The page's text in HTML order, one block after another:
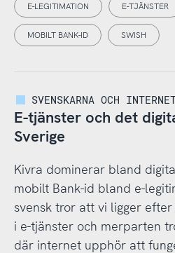
E-LEGITIMATION E-TJÄNSTER
MOBILT BANK-ID SWISH
SVENSKARNA OCH
E-tjänster och det
Sverige
Kivra dominerar bland
mobilt Bank-id bland e-
svensk tror att vi ligger
i e-tjänster och merparten
där internet upphör att